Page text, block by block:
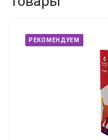
РЕКОМЕНДУЕМ